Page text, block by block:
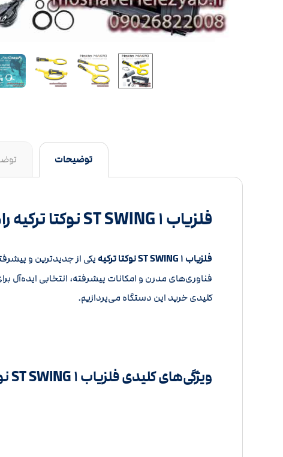
توضیحات
فلزیاب ST SWING ۱ نوکتا ترکیه راهنمای جامع خرید و بررسی مشخصات
فلزیاب ST SWING ۱ نوکتا ترکیه
یکی از جدیدترین و
فناوری‌های مدرن و امکانات پیشرفته، انتخابی
کلیدی خرید این دستگاه می‌پردازیم.
ویژگی‌های کلیدی فلزیاب ST SWING ۱ نوکتا